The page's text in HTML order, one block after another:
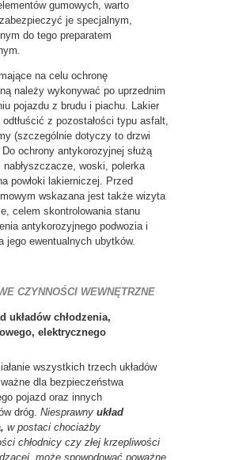
gumowych, warto
je specjalnym,
do tego preparatem
na celu ochronę
należy wykonywać po uprzednim
pojazdu z brudu i piachu. Lakier
z pozostałości typu asfalt,
(szczególnie dotyczy to drzwi
ochrony antykorozyjnej służą
woski, polerka
powłoki lakierniczej. Przed
wskazana jest także wizyta
celem skontrolowania stanu
antykorozyjnego podwozia i
jego ewentualnych ubytków.
CZYNNOŚCI WEWNĘTRZNE
układów chłodzenia,
elektrycznego
wszystkich trzech układów
dla bezpieczeństwa
pojazd oraz innych
dróg. Niesprawny układ
w postaci chociażby
chłodnicy czy złej krzepliwości
może spowodować poważne